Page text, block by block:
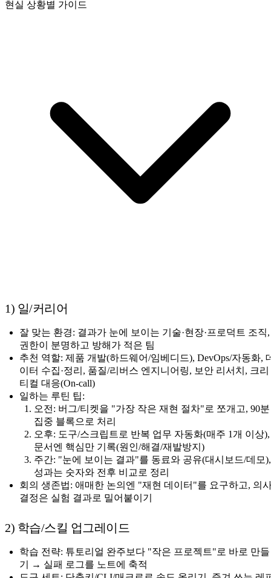
현실 상황별 가이드
1) 일/커리어
잘 맞는 환경: 결과가 눈에 보이는 기술·현장·프로덕트 조직,
권한이 분명하고 방해가 적은 팀
추천 역할: 제품 개발(하드웨어/임베디드), DevOps/자동화,
이터 수집·정리, 품질/리버스 엔지니어링, 보안 리서치, 크리
티컬 대응(On-call)
일하는 루틴 팁:
오전: 버그/티켓을 "가장 작은 재현 절차"로 쪼개고, 90분
집중 블록으로 처리
오후: 도구/스크립트로 반복 업무 자동화(매주 1개 이상),
문서엔 핵심만 기록(원인/해결/재발방지)
주간: "눈에 보이는 결과"를 동료와 공유(대시보드/데모),
성과는 숫자와 전후 비교로 정리
회의 생존법: 애매한 논의엔 "재현 데이터"를 요구하고, 의
결정은 실험 결과로 밀어붙이기
2) 학습/스킬 업그레이드
학습 전략: 튜토리얼 완주보다 "작은 프로젝트"로 바로 만들
기 → 실패 로그를 노트에 축적